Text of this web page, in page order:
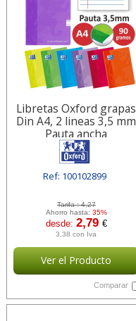
Libretas Oxford grapas
Din A4, 2 lineas 3,5 mm
Pauta ancha
Ref: 100102899
Tarifa :4,27
Ahorro hasta: 35%
desde: 2,79 €
3,38 con Iva
Ver el Producto
Comparar